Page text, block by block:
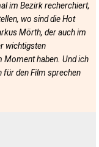
im Bezirk recherchiert,
wo sind die Hot
Mörth, der auch im
wichtigsten
Moment haben. Und ich
für den Film sprechen